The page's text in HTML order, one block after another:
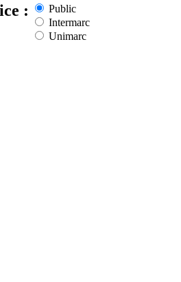
:
Public
Intermarc
Unimarc